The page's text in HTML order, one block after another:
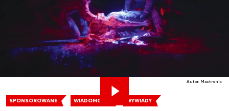
SPONSOROWANE WIADOMOŚCI WYWIADY
Autor. Mactronic